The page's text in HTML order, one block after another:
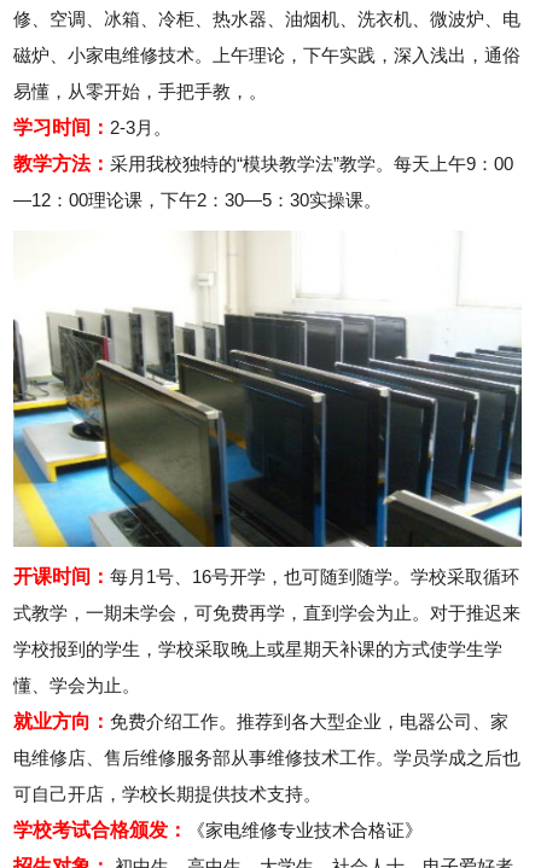
修、空调、冰箱、冷柜、热水器、油烟机、洗衣机、微波炉、电
磁炉、小家电维修技术。上午理论，下午实践，深入浅出，通俗
易懂，从零开始，手把手教，。
学习时间：2-3月。
教学方法：采用我校独特的“模块教学法”教学。每天上午9：00
—12：00理论课，下午2：30—5：30实操课。
开课时间：每月1号、16号开学，也可随到随学。学校采取循环
式教学，一期未学会，可免费再学，直到学会为止。对于推迟来
学校报到的学生，学校采取晚上或星期天补课的方式使学生学
懂、学会为止。
就业方向：免费介绍工作。推荐到各大型企业，电器公司、家
电维修店、售后维修服务部从事维修技术工作。学员学成之后也
可自己开店，学校长期提供技术支持。
学校考试合格颁发：
《家电维修专业技术合格证》